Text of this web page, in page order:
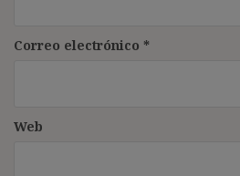
Correo electrónico *
Web